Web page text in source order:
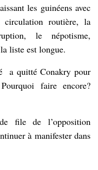
les guinéens avec
circulation routière, la
le népotisme,
liste est longue.
a quitté Conakry pour
faire encore?
file de l’opposition
à manifester dans